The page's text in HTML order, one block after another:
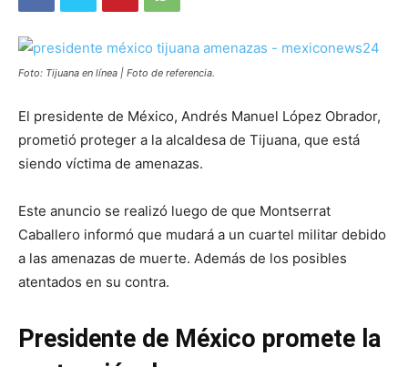
Foto: Tijuana en línea | Foto de referencia.
El presidente de México, Andrés Manuel López Obrador,
prometió proteger a la alcaldesa de Tijuana, que está
siendo víctima de amenazas.
Este anuncio se realizó luego de que Montserrat
Caballero informó que mudará a un cuartel militar debido
a las amenazas de muerte. Además de los posibles
atentados en su contra.
Presidente de México promete la